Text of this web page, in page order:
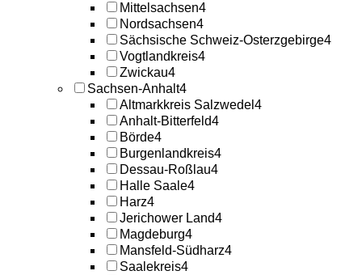
Mittelsachsen4
Nordsachsen4
Sächsische Schweiz-Osterzgebirge4
Vogtlandkreis4
Zwickau4
Sachsen-Anhalt4
Altmarkkreis Salzwedel 4
Anhalt-Bitterfeld4
Börde4
Burgenlandkreis4
Dessau-Roßlau4
Halle Saale4
Harz4
Jerichower Land4
Magdeburg4
Mansfeld-Südharz4
Saalekreis4